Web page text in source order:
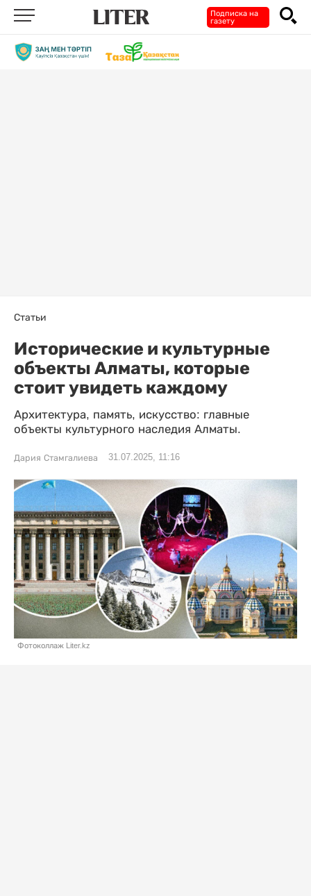
Подписка на
газету
Статьи
Исторические и культурные
объекты Алматы, которые
стоит увидеть каждому
Архитектура, память, искусство: главные
объекты культурного наследия Алматы.
Дария Стамгалиева 31.07.2025, 11:16
Фотоколлаж Liter.kz